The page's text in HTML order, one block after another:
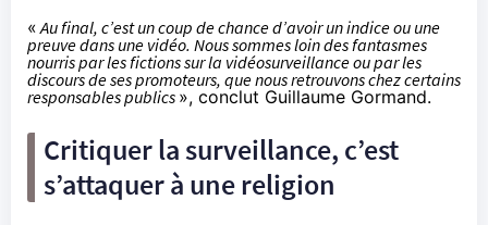
« Au final, c’est un coup de chance d’avoir un indice ou une
preuve dans une vidéo. Nous sommes loin des fantasmes
nourris par les fictions sur la vidéosurveillance ou par les
discours de ses promoteurs, que nous retrouvons chez certains
responsables publics », conclut Guillaume Gormand.
Critiquer la surveillance, c’est
s’attaquer à une religion